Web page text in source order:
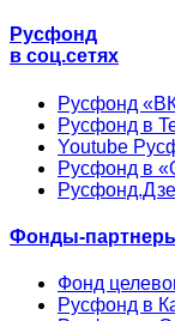
Русфонд
в соц.сетях
Русфонд
Русфонд в
Youtube
Русфонд в
Фонды-
Фонд
Русфонд в